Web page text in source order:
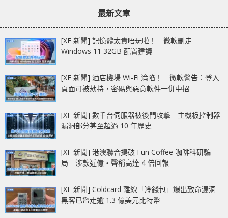
最新文章
[XF 新聞] 記憶體太貴唔玩啦！ 微軟刪走
Windows 11 32GB 配置建議
[XF 新聞] 酒店機場 Wi-Fi 淪陷！ 微軟警告：登入
頁面可被劫持，密碼與惡意軟件一併中招
[XF 新聞] 數千台伺服器被後門攻擊 主機板控制器
漏洞部分甚至超過 10 年歷史
[XF 新聞] 港澳聯合搗破 Fun Coffee 咖啡科研騙
局 涉款近億‧聲稱高達 4 倍回報
[XF 新聞] Coldcard 離線「冷錢包」爆出致命漏洞
黑客已盜走逾 1.3 億美元比特幣